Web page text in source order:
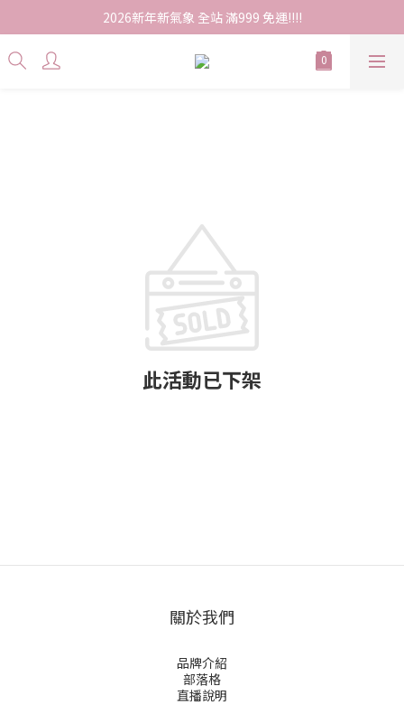
2026新年新氣象 全站 滿999 免運!!!!
此活動已下架
關於我們
品牌介紹
部落格
直播說明